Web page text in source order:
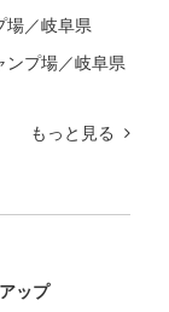
場／岐阜県
ンプ場／岐阜県
もっと見る
ップ